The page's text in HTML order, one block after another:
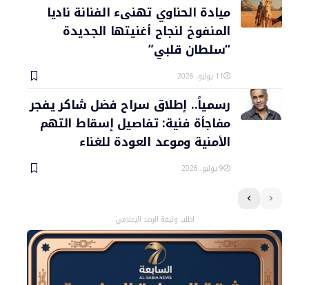
ميادة الحناوي تهنىء الفنانة ناديا
المنفوخ لنجاح أغنيتها الجديدة
“سلطان قلبي”
11 يوليو، 2026
رسمياً.. إطلاق سراح فضل شاكر يفجر
مفاجأة فنية: تفاصيل إسقاط التهم
الأمنية وموعد العودة للغناء
9 يوليو، 2026
اطلب وثيقة الرصد الإعلامي